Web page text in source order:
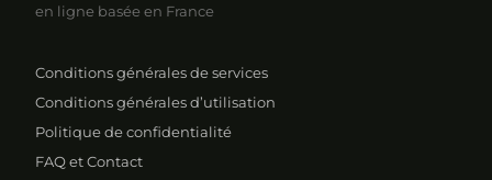
en ligne basée en France
Conditions générales de services
Conditions générales d’utilisation
Politique de confidentialité
FAQ et Contact